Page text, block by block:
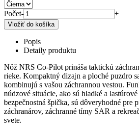
Počet- +
Popis
Detaily produktu
Nôž NRS Co-Pilot prináša taktickú
rieke. Kompaktný dizajn a ploché puzdro
kombinujú s vašou záchrannou vestou.
núdzové situácie, ako sú hladké a
bezpečnostná špička, sú dôveryhodné pre
záchranárov, záchranné tímy SAR a
svete.